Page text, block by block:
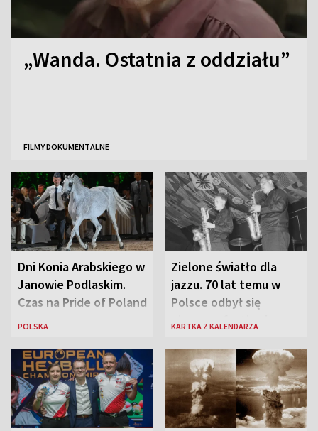
„Wanda. Ostatnia z oddziału”
FILMY DOKUMENTALNE
Dni Konia Arabskiego w
Janowie Podlaskim.
Czas na Pride of Poland
POLSKA
Zielone światło dla
jazzu. 70 lat temu w
Polsce odbył się
pierwszy festiwal
KARTKA Z KALENDARZA